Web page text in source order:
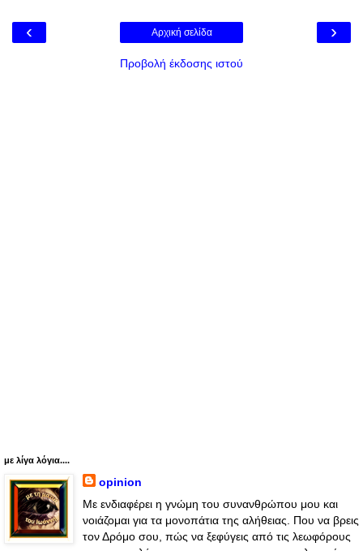
‹ ›
Αρχική σελίδα
Προβολή έκδοσης ιστού
με λίγα λόγια....
opinion
Με ενδιαφέρει η γνώμη του συνανθρώπου μου και
νοιάζομαι για τα μονοπάτια της αλήθειας. Που να βρεις
τον Δρόμο σου, πώς να ξεφύγεις από τις λεωφόρους